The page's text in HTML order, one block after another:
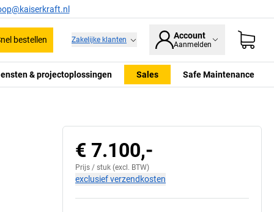
bestellen Zakelijke klanten Account
Aanmelden
& projectoplossingen Sales Safe Maintenance
€ 7.100,-
Prijs / stuk (excl. BTW)
exclusief verzendkosten